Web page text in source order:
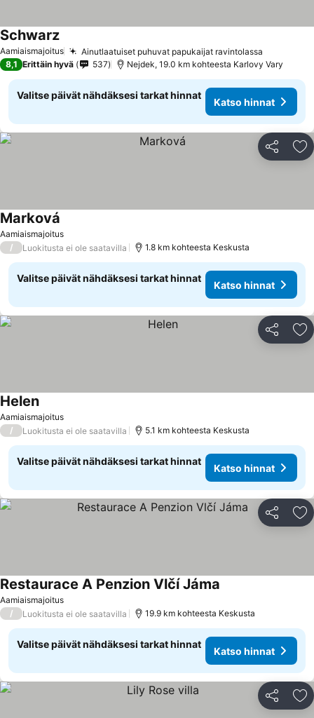
Aamiaismajoitus Ainutlaatuiset puhuvat papukaijat ravintolassa
Schwarz
8,1 Erittäin hyvä 537 Nejdek, 19.0 km kohteesta Karlovy Vary
Valitse päivät nähdäksesi tarkat hinnat
Katso hinnat
Jaa
Aamiaismajoitus
Marková
/ Luokitusta ei ole saatavilla 1.8 km kohteesta Keskusta
Valitse päivät nähdäksesi tarkat hinnat
Katso hinnat
Jaa
Aamiaismajoitus
Helen
/ Luokitusta ei ole saatavilla 5.1 km kohteesta Keskusta
Valitse päivät nähdäksesi tarkat hinnat
Katso hinnat
Jaa
Aamiaismajoitus
Restaurace A Penzion Vlčí Jáma
/ Luokitusta ei ole saatavilla 19.9 km kohteesta Keskusta
Valitse päivät nähdäksesi tarkat hinnat
Katso hinnat
Jaa